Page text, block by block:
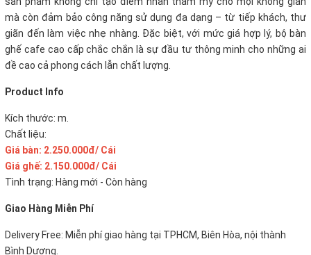
mà còn đảm bảo công năng sử dụng đa dạng – từ tiếp khách, thư
giãn đến làm việc nhẹ nhàng. Đặc biệt, với mức giá hợp lý, bộ bàn
ghế cafe cao cấp chắc chắn là sự đầu tư thông minh cho những ai
đề cao cả phong cách lẫn chất lượng.
Product Info
Kích thước: m.
Chất liệu:
Giá bàn: 2.250.000đ/ Cái
Giá ghế: 2.150.000đ/ Cái
Tình trạng: Hàng mới - Còn hàng
Giao Hàng Miễn Phí
Delivery Free: Miễn phí giao hàng tại TPHCM, Biên Hòa, nội thành
Bình Dương.